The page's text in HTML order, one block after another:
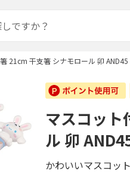
21cm 干支箸 シナモロール 卯 AND45
マスコット
ル 卯
かわいいマスコッ